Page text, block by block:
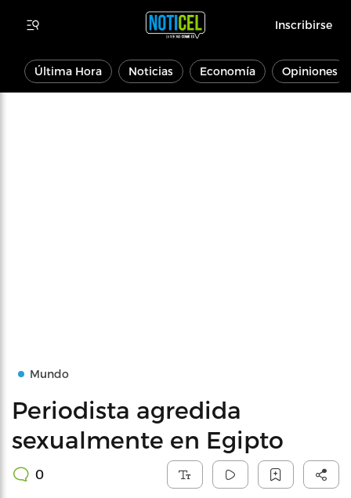
Inscribirse
Última Hora Noticias Economía Opiniones
Mundo
Periodista agredida
sexualmente en Egipto
0